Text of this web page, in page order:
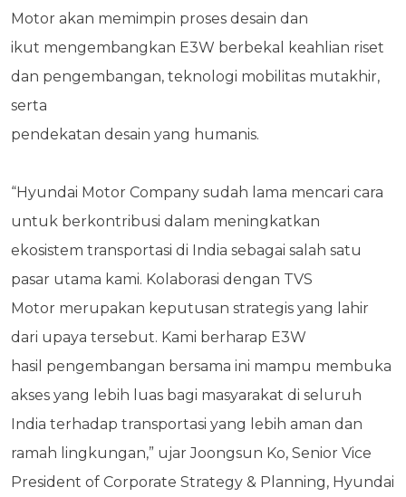
Motor akan memimpin proses desain dan
ikut mengembangkan E3W berbekal keahlian riset
dan pengembangan, teknologi mobilitas mutakhir,
serta
pendekatan desain yang humanis.
“Hyundai Motor Company sudah lama mencari cara
untuk berkontribusi dalam meningkatkan
ekosistem transportasi di India sebagai salah satu
pasar utama kami. Kolaborasi dengan TVS
Motor merupakan keputusan strategis yang lahir
dari upaya tersebut. Kami berharap E3W
hasil pengembangan bersama ini mampu membuka
akses yang lebih luas bagi masyarakat di seluruh
India terhadap transportasi yang lebih aman dan
ramah lingkungan,” ujar Joongsun Ko, Senior Vice
President of Corporate Strategy & Planning, Hyundai